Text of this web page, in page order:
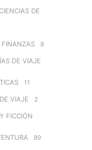
DE
FINANZAS 8
DE VIAJE
11
VIAJE 2
FICCIÓN
89